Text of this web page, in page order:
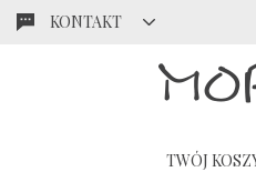
KONTAKT
TWÓJ